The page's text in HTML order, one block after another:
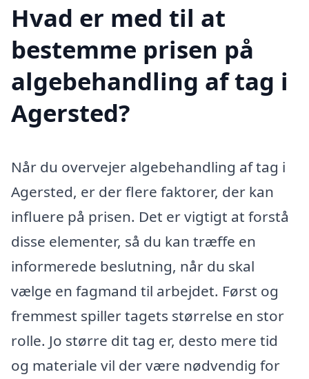
Hvad er med til at
bestemme prisen på
algebehandling af tag i
Agersted?
Når du overvejer algebehandling af tag i
Agersted, er der flere faktorer, der kan
influere på prisen. Det er vigtigt at forstå
disse elementer, så du kan træffe en
informerede beslutning, når du skal
vælge en fagmand til arbejdet. Først og
fremmest spiller tagets størrelse en stor
rolle. Jo større dit tag er, desto mere tid
og materiale vil der være nødvendig for